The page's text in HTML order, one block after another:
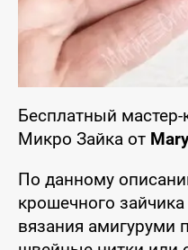
Бесплатный
Микро Зайка от
По данному
крошечного
вязания амигуруми